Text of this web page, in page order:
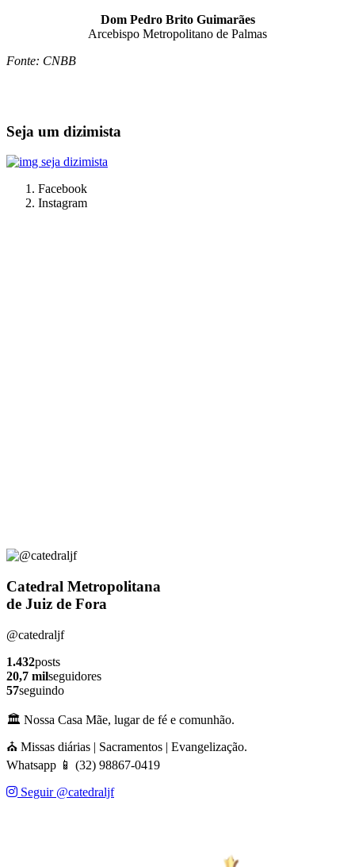
Dom Pedro Brito Guimarães
Arcebispo Metropolitano de Palmas
Fonte: CNBB
Seja um dizimista
Facebook
Instagram
Catedral Metropolitana
de Juiz de Fora
@catedraljf
1.432posts
20,7 milseguidores
57seguindo
🏛️ Nossa Casa Mãe, lugar de fé e comunhão.
⛪ Missas diárias | Sacramentos | Evangelização.
Whatsapp 📱 (32) 98867-0419
Seguir @catedraljf